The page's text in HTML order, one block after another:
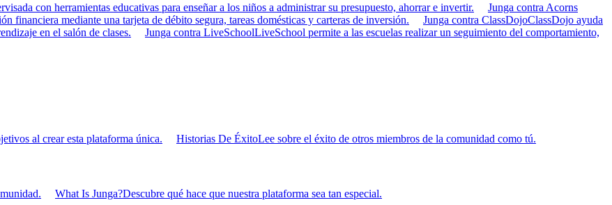
con herramientas educativas para enseñar a los niños a administrar su presupuesto, ahorrar e invertir.
Junga contra Acorns
financiera mediante una tarjeta de débito segura, tareas domésticas y carteras de inversión. Junga contra ClassDojoClassDojo ayuda
en el salón de clases.
Junga contra LiveSchoolLiveSchool permite a las escuelas realizar un seguimiento del comportamiento,
al crear esta plataforma única. Historias De ÉxitoLee sobre el éxito de otros miembros de la comunidad como tú.
What Is Junga?Descubre qué hace que nuestra plataforma sea tan especial.